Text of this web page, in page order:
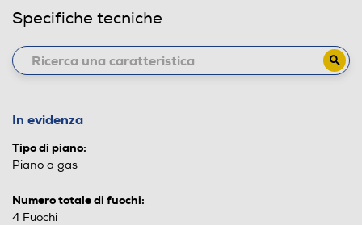
Specifiche tecniche
In evidenza
Tipo di piano:
Piano a gas
Numero totale di fuochi:
4 Fuochi